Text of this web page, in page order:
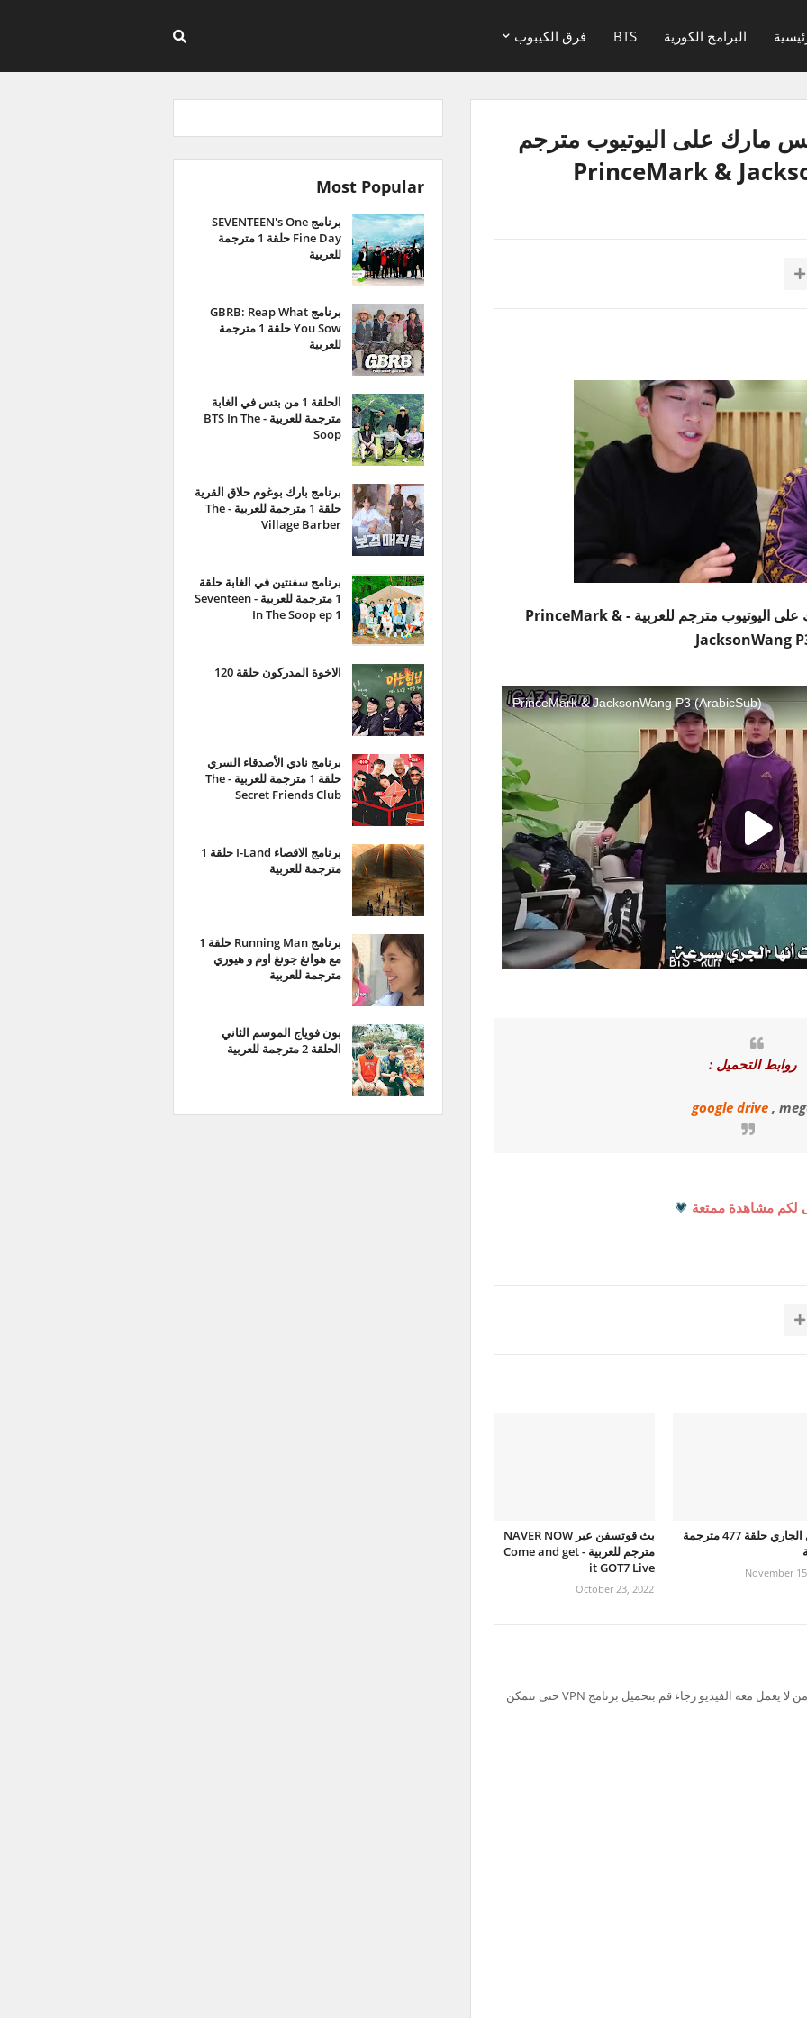
البرامج الكورية BTS فرق الكيبوب
مارك على اليوتيوب مترجم
فيديو جاكسون مع برينس مارك على اليوتيوب مترجم للعربية - PrinceMark &
JacksonWang
روابط التحميل :
google drive,
لكم مشاهدة ممتعة 💗
الرجل الجاري حلقة 477 مترجمة
November
بث قوتسفن عبر NAVER NOW
مترجم للعربية - Come and get
it GOT7 Live
October 23, 2022
تم حظر سيرفر Ok.ru في السعودية لذلك من لا يعمل معه الفيديو رجاء قم بتحميل برنامج VPN حتى تتمكن
Most Popular
برنامج SEVENTEEN's One
Fine Day حلقة 1 مترجمة
للعربية
برنامج GBRB: Reap What
You Sow حلقة 1 مترجمة
للعربية
الحلقة 1 من بتس في الغابة
مترجمة للعربية - BTS In The
Soop
برنامج بارك بوغوم حلاق القرية
حلقة 1 مترجمة للعربية - The
Village Barber
برنامج سفنتين في الغابة حلقة
1 مترجمة للعربية - Seventeen
In The Soop ep 1
الاخوة المدركون حلقة 120
برنامج نادي الأصدقاء السري
حلقة 1 مترجمة للعربية - The
Secret Friends Club
برنامج الاقصاء I-Land حلقة 1
مترجمة للعربية
برنامج Running Man حلقة 1
مع هوانغ جونغ اوم و هيوري
مترجمة للعربية
بون فوياج الموسم الثاني
الحلقة 2 مترجمة للعربية